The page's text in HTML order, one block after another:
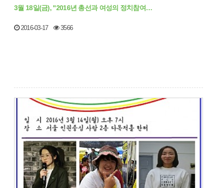
3월 18일(금), "2016년 총선과 여성의 정치참여…
2016-03-17 3566